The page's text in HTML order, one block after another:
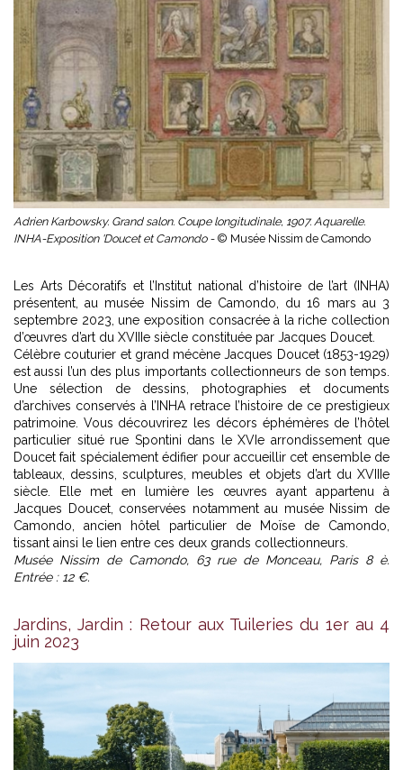
Adrien Karbowsky. Grand salon. Coupe longitudinale, 1907. Aquarelle.
INHA-Exposition 'Doucet et Camondo - © Musée Nissim de Camondo
Les Arts Décoratifs et l’Institut national d’histoire de l’art (INHA)
présentent, au musée Nissim de Camondo, du 16 mars au 3
septembre 2023, une exposition consacrée à la riche collection
d’œuvres d’art du XVIIIe siècle constituée par Jacques Doucet.
Célèbre couturier et grand mécène Jacques Doucet (1853-1929)
est aussi l’un des plus importants collectionneurs de son temps.
Une sélection de dessins, photographies et documents
d’archives conservés à l’INHA retrace l’histoire de ce prestigieux
patrimoine. Vous découvrirez les décors éphémères de l’hôtel
particulier situé rue Spontini dans le XVIe arrondissement que
Doucet fait spécialement édifier pour accueillir cet ensemble de
tableaux, dessins, sculptures, meubles et objets d’art du XVIIIe
siècle. Elle met en lumière les œuvres ayant appartenu à
Jacques Doucet, conservées notamment au musée Nissim de
Camondo, ancien hôtel particulier de Moïse de Camondo,
tissant ainsi le lien entre ces deux grands collectionneurs.
Musée Nissim de Camondo, 63 rue de Monceau, Paris 8 è.
Entrée : 12 €.
Jardins, Jardin : Retour aux Tuileries du 1er au 4
juin 2023